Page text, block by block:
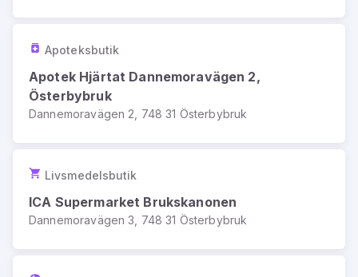
Apoteksbutik
Apotek Hjärtat Dannemoravägen 2,
Österbybruk
Dannemoravägen 2, 748 31 Österbybruk
Livsmedelsbutik
ICA Supermarket Brukskanonen
Dannemoravägen 3, 748 31 Österbybruk